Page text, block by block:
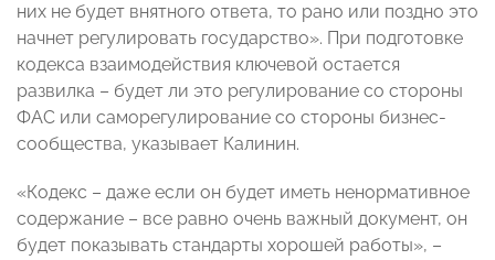
них не будет внятного ответа, то рано или поздно это
начнет регулировать государство». При подготовке
кодекса взаимодействия ключевой остается
развилка – будет ли это регулирование со стороны
ФАС или саморегулирование со стороны бизнес-
сообщества, указывает Калинин.
«Кодекс – даже если он будет иметь ненормативное
содержание – все равно очень важный документ, он
будет показывать стандарты хорошей работы», –